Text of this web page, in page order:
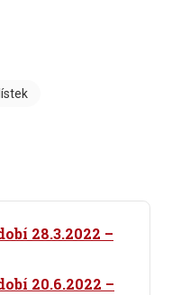
28.3.2022 –
20.6.2022 –